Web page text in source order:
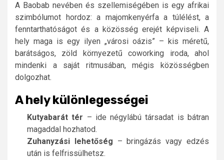
A Baobab nevében és szellemiségében is egy afrikai
szimbólumot hordoz: a majomkenyérfa a túlélést, a
fenntarthatóságot és a közösség erejét képviseli. A
hely maga is egy ilyen „városi oázis” – kis méretű,
barátságos, zöld környezetű coworking iroda, ahol
mindenki a saját ritmusában, mégis közösségben
dolgozhat.
A hely különlegességei
Kutyabarát tér – ide négylábú társadat is bátran
magaddal hozhatod.
Zuhanyzási lehetőség – bringázás vagy edzés
után is felfrissülhetsz.